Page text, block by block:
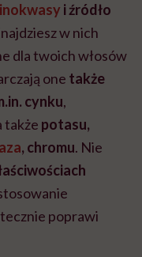
i źródło
w nich
dla twoich włosów
one także
cynku,
także potasu,
, chromu. Nie
poprawi